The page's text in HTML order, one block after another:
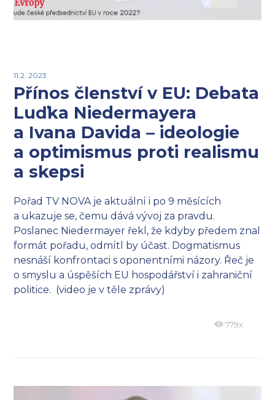
11.2. 2023
Přínos členství v EU: Debata
Luďka Niedermayera
a Ivana Davida – ideologie
a optimismus proti realismu
a skepsi
Pořad TV NOVA je aktuální i po 9 měsících
a ukazuje se, čemu dává vývoj za pravdu.
Poslanec Niedermayer řekl, že kdyby předem znal
formát pořadu, odmítl by účast. Dogmatismus
nesnáší konfrontaci s oponentními názory. Řeč je
o smyslu a úspěších EU hospodářství i zahraniční
politice. (video je v těle zprávy)
779x